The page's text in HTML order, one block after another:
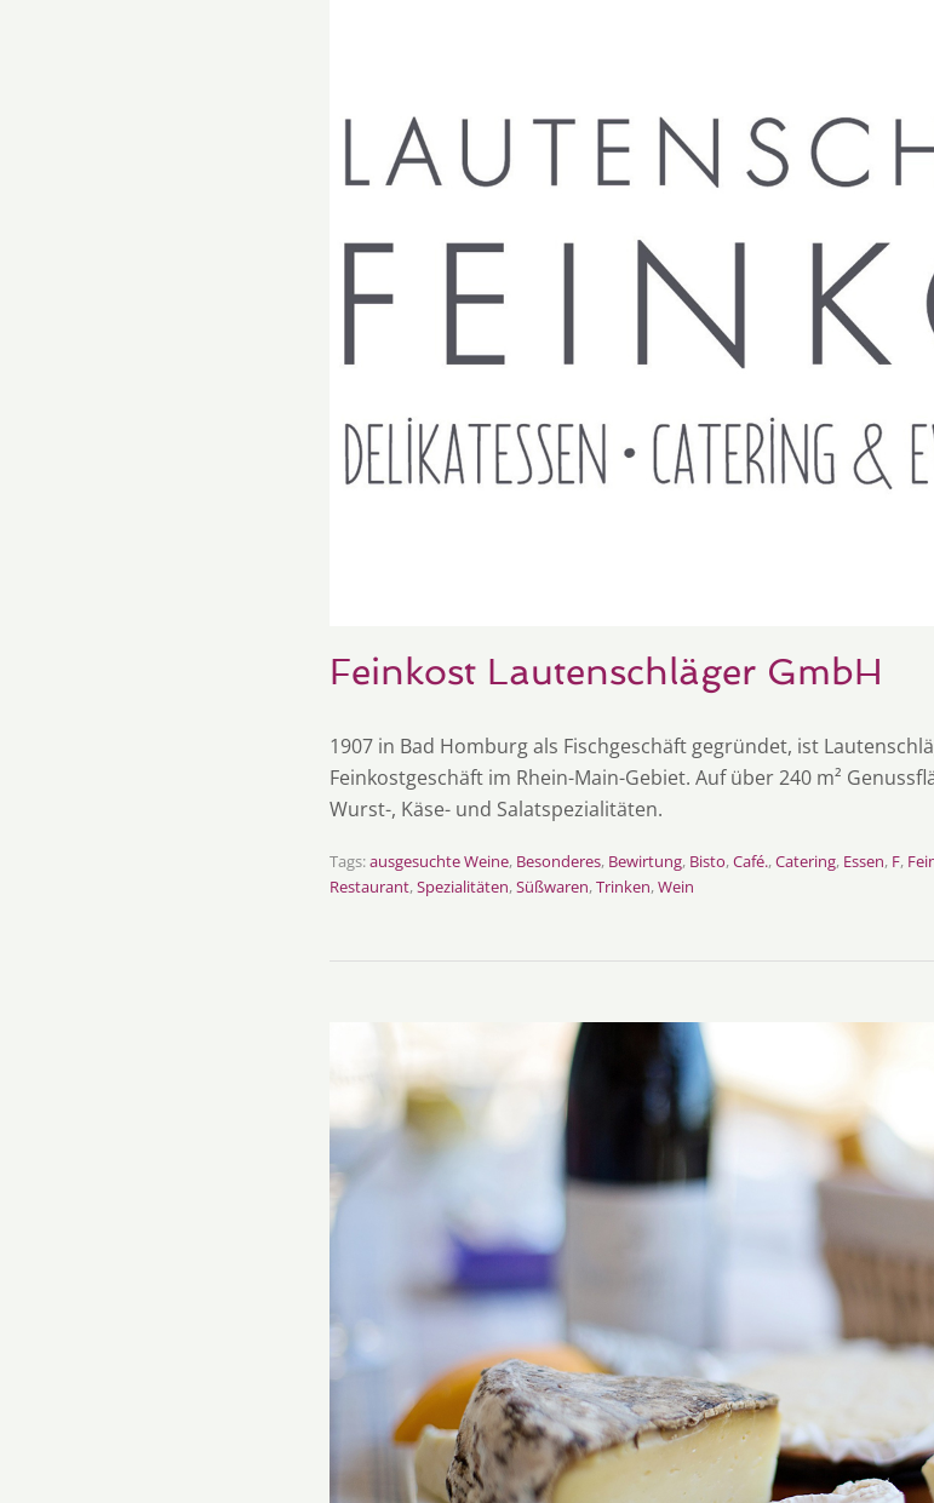
Feinkost Lautenschläger GmbH
1907 in Bad Homburg als Fischgeschäft gegründet, ist
Feinkostgeschäft im Rhein-Main-Gebiet. Auf über 240 m²
Wurst-, Käse- und Salatspezialitäten.
Tags:ausgesuchte Weine, Besonderes, Bewirtung, Bisto,Café.,Catering, Essen, F,
Restaurant,Spezialitäten,Süßwaren,Trinken,Wein